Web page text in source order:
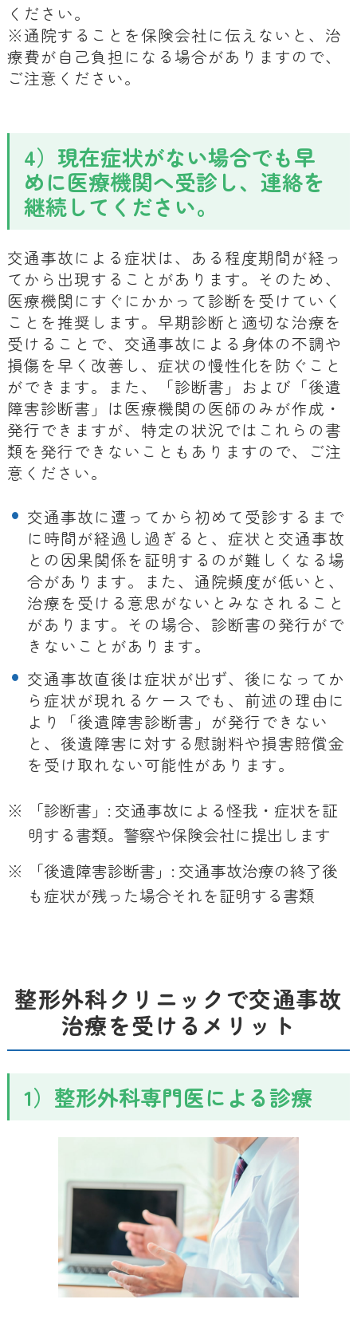
ください。
※通院することを保険会社に伝えないと、治
療費が自己負担になる場合がありますので、
ご注意ください。
4）現在症状がない場合でも早
めに医療機関へ受診し、連絡を
継続してください。
交通事故による症状は、ある程度期間が経っ
てから出現することがあります。そのため、
医療機関にすぐにかかって診断を受けていく
ことを推奨します。早期診断と適切な治療を
受けることで、交通事故による身体の不調や
損傷を早く改善し、症状の慢性化を防ぐこと
ができます。また、「診断書」および「後遺
障害診断書」は医療機関の医師のみが作成・
発行できますが、特定の状況ではこれらの書
類を発行できないこともありますので、ご注
意ください。
交通事故に遭ってから初めて受診するまで
に時間が経過し過ぎると、症状と交通事故
との因果関係を証明するのが難しくなる場
合があります。また、通院頻度が低いと、
治療を受ける意思がないとみなされること
があります。その場合、診断書の発行がで
きないことがあります。
交通事故直後は症状が出ず、後になってか
ら症状が現れるケースでも、前述の理由に
より「後遺障害診断書」が発行できない
と、後遺障害に対する慰謝料や損害賠償金
を受け取れない可能性があります。
※
「診断書」: 交通事故による怪我・症状を証
明する書類。警察や保険会社に提出します
※
「後遺障害診断書」: 交通事故治療の終了後
も症状が残った場合それを証明する書類
整形外科クリニックで交通事故
治療を受けるメリット
1）整形外科専門医による診療